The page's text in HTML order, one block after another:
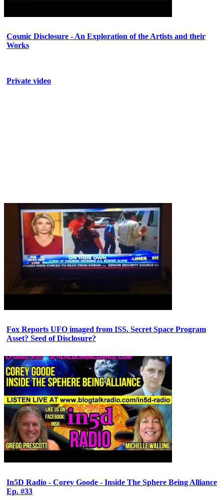
Cosmic Disclosure - An Exploration of the Artists and their
Works
Private video
Fox Reports UFO imaged from ISS. Secret Space Program
Asset? Seed of Disclosure?
In5D Radio - Corey Goode - Inside The Sphere Being Alliance
Ep. #33